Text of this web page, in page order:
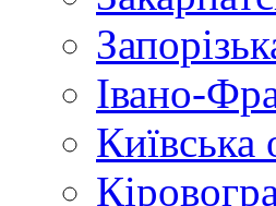
Івано-
Київська